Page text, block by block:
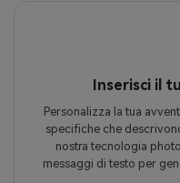
Inserisci il
Personalizza la tua
specifiche che
nostra tecnologia
messaggi di testo per